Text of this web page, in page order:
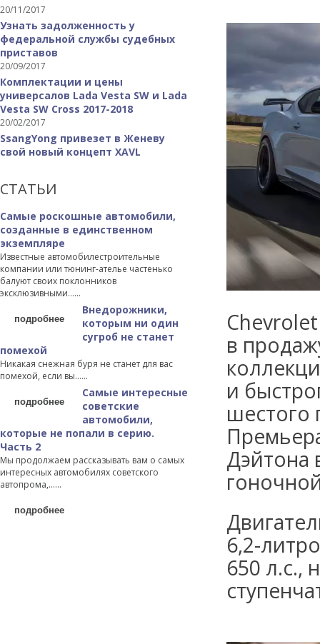
20/11/2017
Узнать задолженность у
федеральной службы судебных
приставов
20/09/2017
Комплектации и цены
универсалов Lada Vesta SW и Lada
Vesta SW Cross 2017-2018
20/02/2017
SsangYong привезет в Женеву
свой новый концепт XAVL
СТАТЬИ
Самые роскошные автомобили,
созданные в единственном
экземпляре
Известные автомобилестроительные
компании или тюнинг-ателье частенько
балуют своих поклонников
эксклюзивными…...
подробнее
Внедорожники,
которым ни один
сугроб не станет
помехой
Никакая снежная буря не станет для вас
помехой, если вы…...
подробнее
Самые интересные
советские
автомобили,
которые не попали в серию.
Часть 2
Мы продолжаем рассказывать вам о самых
интересных автомобилях советского
автопрома,…...
подробнее
в
и
шестого
Дэйтона
6,2-
650 л.с.,